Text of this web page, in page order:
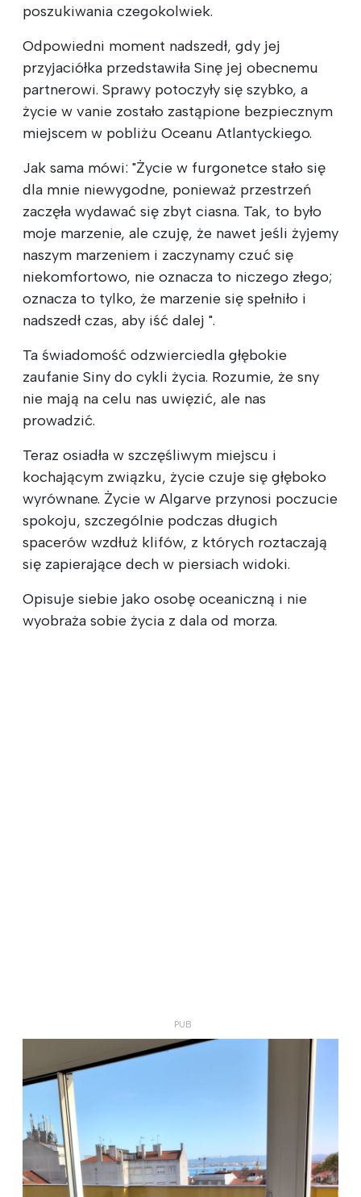
poszukiwania czegokolwiek.
Odpowiedni moment nadszedł, gdy jej
przyjaciółka przedstawiła Sinę jej obecnemu
partnerowi. Sprawy potoczyły się szybko, a
życie w vanie zostało zastąpione bezpiecznym
miejscem w pobliżu Oceanu Atlantyckiego.
Jak sama mówi: "Życie w furgonetce stało się
dla mnie niewygodne, ponieważ przestrzeń
zaczęła wydawać się zbyt ciasna. Tak, to było
moje marzenie, ale czuję, że nawet jeśli żyjemy
naszym marzeniem i zaczynamy czuć się
niekomfortowo, nie oznacza to niczego złego;
oznacza to tylko, że marzenie się spełniło i
nadszedł czas, aby iść dalej ".
Ta świadomość odzwierciedla głębokie
zaufanie Siny do cykli życia. Rozumie, że sny
nie mają na celu nas uwięzić, ale nas
prowadzić.
Teraz osiadła w szczęśliwym miejscu i
kochającym związku, życie czuje się głęboko
wyrównane. Życie w Algarve przynosi poczucie
spokoju, szczególnie podczas długich
spacerów wzdłuż klifów, z których roztaczają
się zapierające dech w piersiach widoki.
Opisuje siebie jako osobę oceaniczną i nie
wyobraża sobie życia z dala od morza.